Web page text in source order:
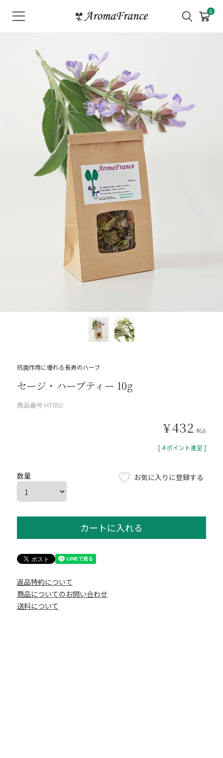
メ
ニ
0
抗菌作用に優れる長寿のハーブ
セージ・ハーブティー 10g
商品番号 HT050
¥432 税込
[4ポイント進呈 ]
お気に入りに登録する
カートに入れる
返品特約について
商品についてのお問い合わせ
送料について